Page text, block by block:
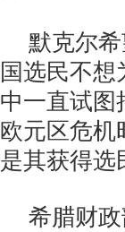
默克尔
国选民不
中一直试图
欧元区危机
是其获得选
希腊财